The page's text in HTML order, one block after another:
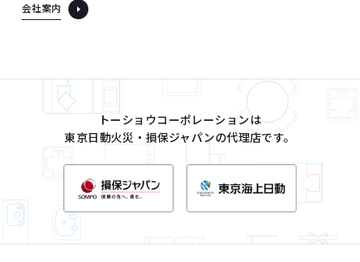
会社案内
トーショウコーポレーションは
東京日動火災・損保ジャパンの代理店です。